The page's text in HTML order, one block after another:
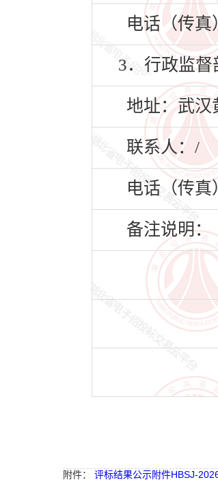
电话（传真
3．行政监
地址：武汉
联系人：/
电话（传真
备注说明：
附件： 评标结果公示附件HBSJ-